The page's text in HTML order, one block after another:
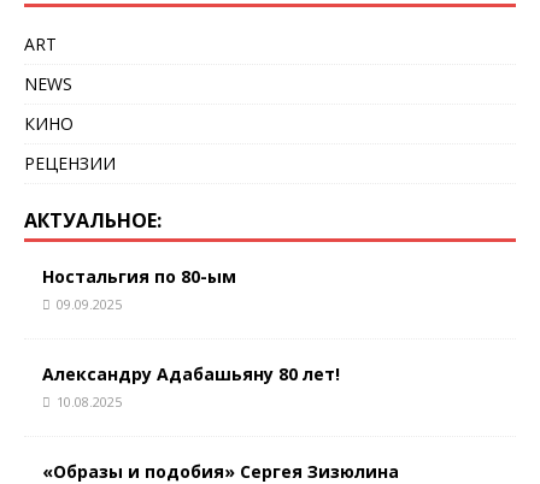
ART
NEWS
КИНО
РЕЦЕНЗИИ
АКТУАЛЬНОЕ:
Ностальгия по 80-ым
09.09.2025
Александру Адабашьяну 80 лет!
10.08.2025
«Образы и подобия» Сергея Зизюлина